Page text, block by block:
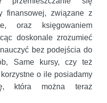
finansowej, związane z
oraz księgowaniem
doskonale zrozumieć
bez podejścia do
Same kursy, czy też
o ile posiadamy
która można teraz